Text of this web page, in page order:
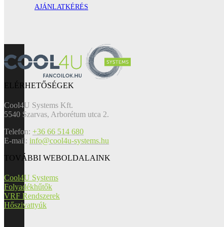
AJÁNLATKÉRÉS
ELÉRHETŐSÉGEK
Cool4U Systems Kft.
5540 Szarvas, Arborétum utca 2.
Telefon: +36 66 514 680
E-mail: info@cool4u-systems.hu
TOVÁBBI WEBOLDALAINK
Cool4U Systems
Folyadékhűtők
VRF Rendszerek
Hőszivattyúk